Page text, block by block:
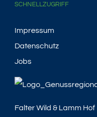
SCHNELLZUGRIFF
Impressum
Datenschutz
Jobs
Falter Wild & Lamm Hof